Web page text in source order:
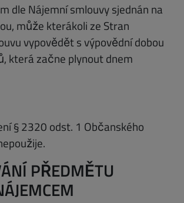
dle Nájemní smlouvy sjednán na
může kterákoli ze Stran
vypovědět s výpovědní dobou
která začne plynout dnem
§ 2320 odst. 1 Občanského
PŘEDMĚTU